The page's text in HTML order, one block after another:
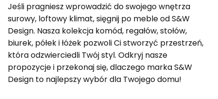
Jeśli pragniesz wprowadzić do swojego wnętrza
surowy, loftowy klimat, sięgnij po meble od S&W
Design. Nasza kolekcja komód, regałów, stołów,
biurek, półek i łóżek pozwoli Ci stworzyć przestrzeń,
która odzwierciedli Twój styl. Odkryj nasze
propozycje i przekonaj się, dlaczego marka S&W
Design to najlepszy wybór dla Twojego domu!